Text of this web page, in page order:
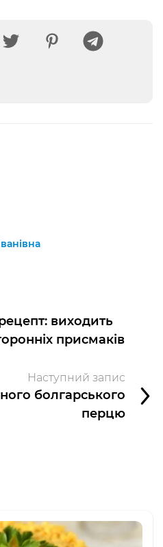
виходить
присмаків
Наступний запис
болгарського
перцю